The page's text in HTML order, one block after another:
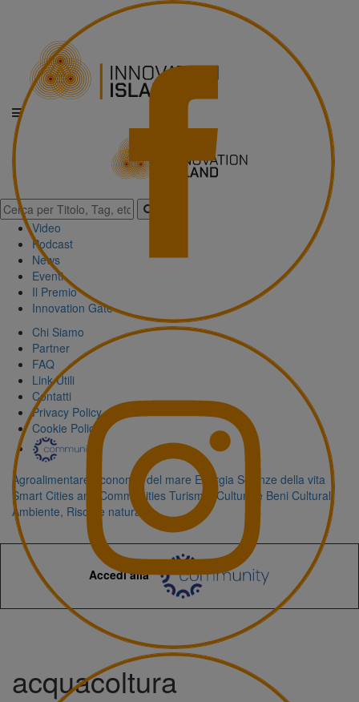
Video
Podcast
News
Eventi
Il Premio
Innovation Gate
Chi Siamo
Partner
FAQ
Link Utili
Contatti
Privacy Policy
Cookie Policy
Agroalimentare Economia del mare Energia Scienze della vita
Smart Cities and Communities Turismo, Cultura e Beni Culturali
Ambiente, Risorse naturali
Accedi alla
acquacoltura